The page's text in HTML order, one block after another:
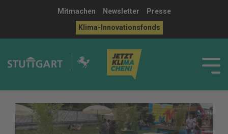
Mitmachen Newsletter
Presse
Klima-Innovationsfonds